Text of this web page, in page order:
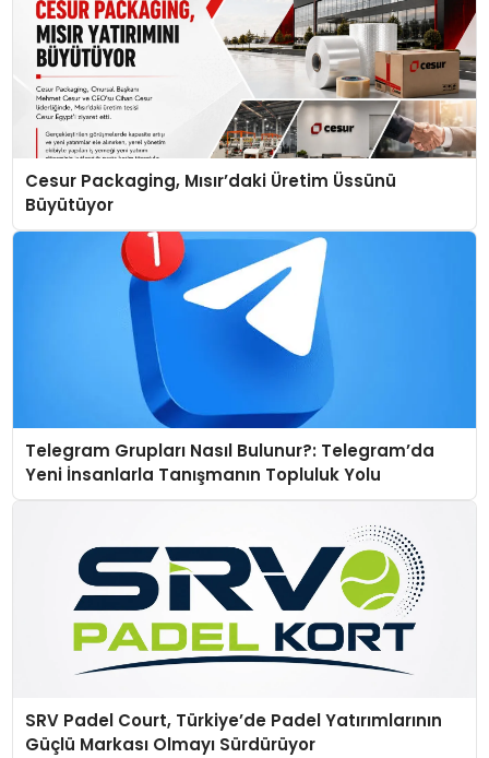
Cesur Packaging, Mısır’daki Üretim Üssünü
Büyütüyor
Telegram Grupları Nasıl Bulunur?: Telegram’da
Yeni İnsanlarla Tanışmanın Topluluk Yolu
SRV Padel Court, Türkiye’de Padel Yatırımlarının
Güçlü Markası Olmayı Sürdürüyor